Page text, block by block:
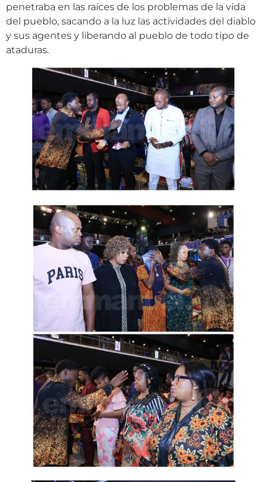
penetraba en las raíces de los problemas de la vida
del pueblo, sacando a la luz las actividades del diablo
y sus agentes y liberando al pueblo de todo tipo de
ataduras.